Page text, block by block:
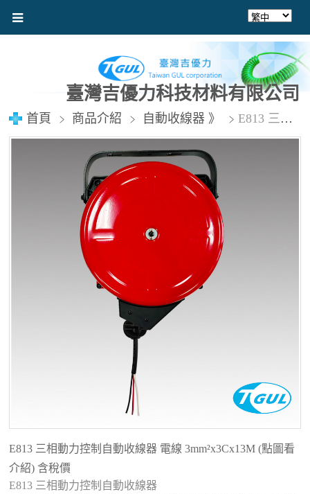
臺灣吉優力科技材料有限公司
首頁 商品介紹 自動收線器 》 E813 三相動力控制自動收線器 電線 3mm²x3Cx13M (點圖看介紹) 含稅價
E813 三相動力控制自動收線器 電線 3mm²x3Cx13M (點圖看
介紹) 含稅價
E813 三相動力控制自動收線器